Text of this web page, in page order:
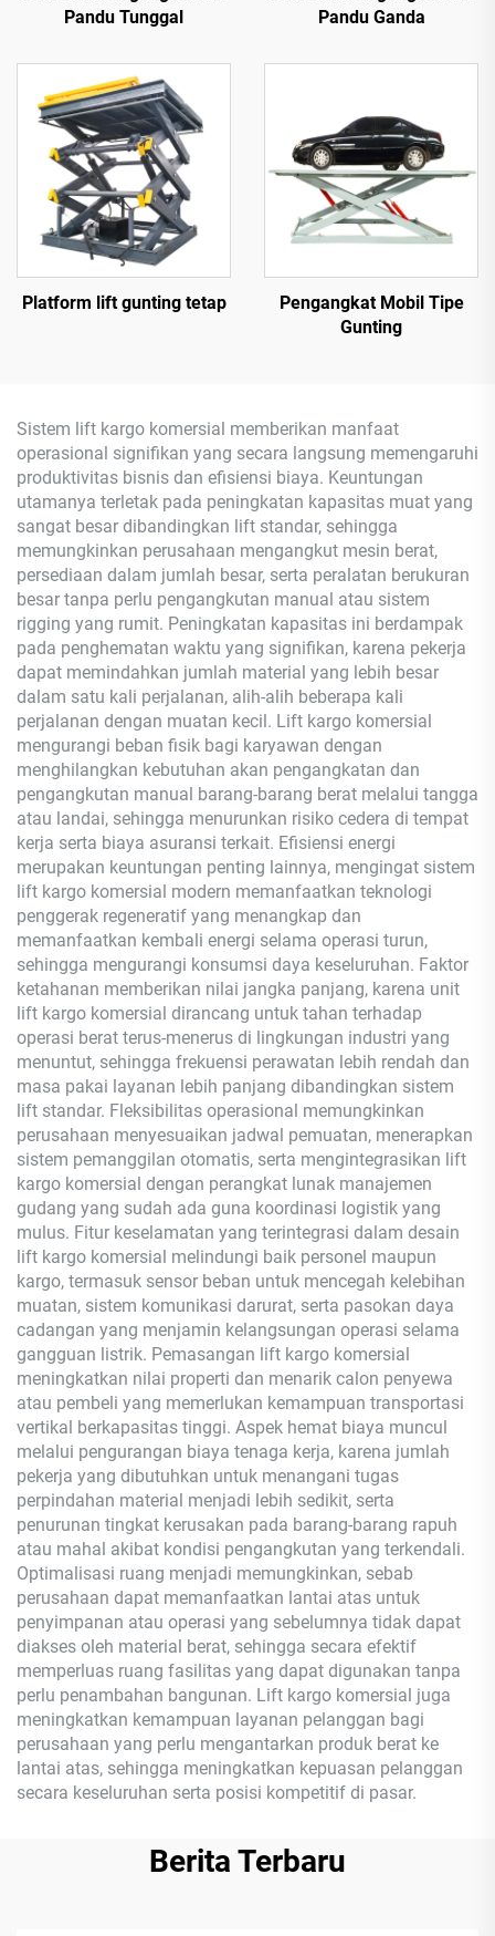
Pandu Tunggal
Pandu Ganda
Platform lift gunting tetap
Pengangkat Mobil Tipe
Gunting
Sistem lift kargo komersial memberikan manfaat
operasional signifikan yang secara langsung memengaruhi
produktivitas bisnis dan efisiensi biaya. Keuntungan
utamanya terletak pada peningkatan kapasitas muat yang
sangat besar dibandingkan lift standar, sehingga
memungkinkan perusahaan mengangkut mesin berat,
persediaan dalam jumlah besar, serta peralatan berukuran
besar tanpa perlu pengangkutan manual atau sistem
rigging yang rumit. Peningkatan kapasitas ini berdampak
pada penghematan waktu yang signifikan, karena pekerja
dapat memindahkan jumlah material yang lebih besar
dalam satu kali perjalanan, alih-alih beberapa kali
perjalanan dengan muatan kecil. Lift kargo komersial
mengurangi beban fisik bagi karyawan dengan
menghilangkan kebutuhan akan pengangkatan dan
pengangkutan manual barang-barang berat melalui tangga
atau landai, sehingga menurunkan risiko cedera di tempat
kerja serta biaya asuransi terkait. Efisiensi energi
merupakan keuntungan penting lainnya, mengingat sistem
lift kargo komersial modern memanfaatkan teknologi
penggerak regeneratif yang menangkap dan
memanfaatkan kembali energi selama operasi turun,
sehingga mengurangi konsumsi daya keseluruhan. Faktor
ketahanan memberikan nilai jangka panjang, karena unit
lift kargo komersial dirancang untuk tahan terhadap
operasi berat terus-menerus di lingkungan industri yang
menuntut, sehingga frekuensi perawatan lebih rendah dan
masa pakai layanan lebih panjang dibandingkan sistem
lift standar. Fleksibilitas operasional memungkinkan
perusahaan menyesuaikan jadwal pemuatan, menerapkan
sistem pemanggilan otomatis, serta mengintegrasikan lift
kargo komersial dengan perangkat lunak manajemen
gudang yang sudah ada guna koordinasi logistik yang
mulus. Fitur keselamatan yang terintegrasi dalam desain
lift kargo komersial melindungi baik personel maupun
kargo, termasuk sensor beban untuk mencegah kelebihan
muatan, sistem komunikasi darurat, serta pasokan daya
cadangan yang menjamin kelangsungan operasi selama
gangguan listrik. Pemasangan lift kargo komersial
meningkatkan nilai properti dan menarik calon penyewa
atau pembeli yang memerlukan kemampuan transportasi
vertikal berkapasitas tinggi. Aspek hemat biaya muncul
melalui pengurangan biaya tenaga kerja, karena jumlah
pekerja yang dibutuhkan untuk menangani tugas
perpindahan material menjadi lebih sedikit, serta
penurunan tingkat kerusakan pada barang-barang rapuh
atau mahal akibat kondisi pengangkutan yang terkendali.
Optimalisasi ruang menjadi memungkinkan, sebab
perusahaan dapat memanfaatkan lantai atas untuk
penyimpanan atau operasi yang sebelumnya tidak dapat
diakses oleh material berat, sehingga secara efektif
memperluas ruang fasilitas yang dapat digunakan tanpa
perlu penambahan bangunan. Lift kargo komersial juga
meningkatkan kemampuan layanan pelanggan bagi
perusahaan yang perlu mengantarkan produk berat ke
lantai atas, sehingga meningkatkan kepuasan pelanggan
secara keseluruhan serta posisi kompetitif di pasar.
Berita Terbaru